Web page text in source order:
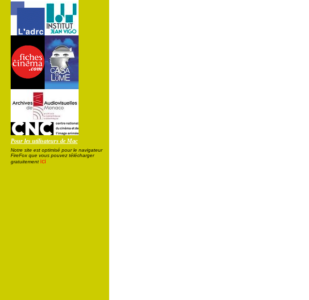
Pour les utilisateurs de Mac
Notre site est optimisé pour le navigateur
FireFox que vous pouvez télécharger
gratuitement ici